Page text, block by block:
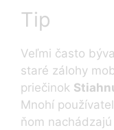
Tip
Veľmi často
staré zálohy
priečinok
Mnohí
ňom